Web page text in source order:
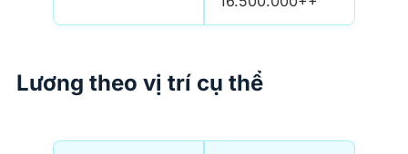
Lương theo vị trí cụ thể